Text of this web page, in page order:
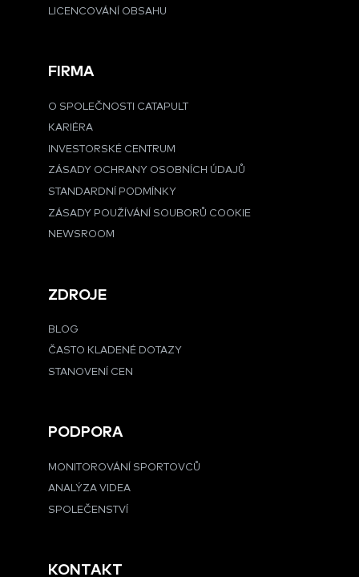
LICENCOVÁNÍ OBSAHU
FIRMA
O SPOLEČNOSTI CATAPULT
KARIÉRA
INVESTORSKÉ CENTRUM
ZÁSADY OCHRANY OSOBNÍCH ÚDAJŮ
STANDARDNÍ PODMÍNKY
ZÁSADY POUŽÍVÁNÍ SOUBORŮ COOKIE
NEWSROOM
ZDROJE
BLOG
ČASTO KLADENÉ DOTAZY
STANOVENÍ CEN
PODPORA
MONITOROVÁNÍ SPORTOVCŮ
ANALÝZA VIDEA
SPOLEČENSTVÍ
KONTAKT